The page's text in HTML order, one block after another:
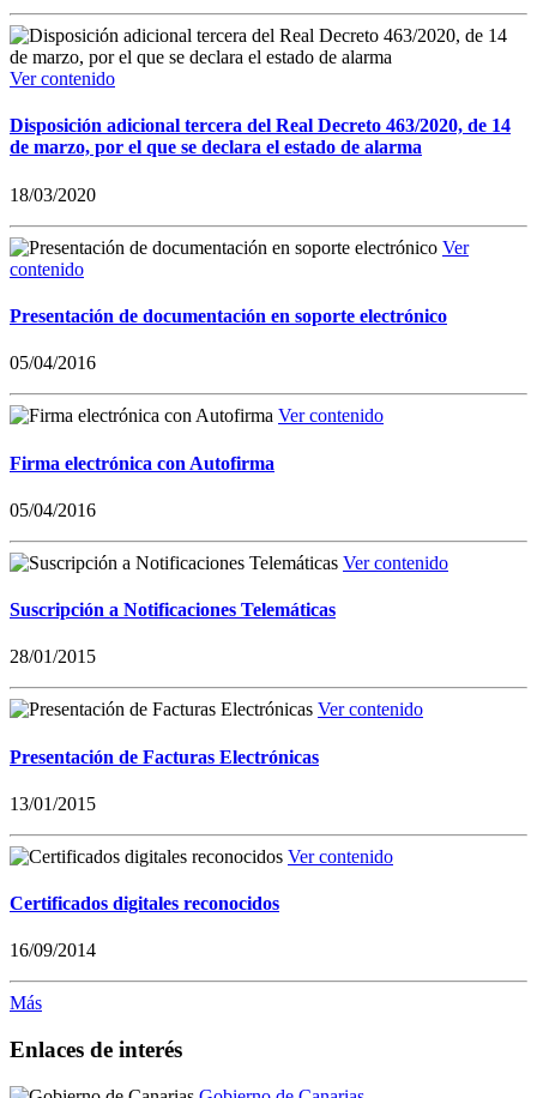
Ver contenido
Disposición adicional tercera del Real Decreto 463/2020, de 14
de marzo, por el que se declara el estado de alarma
18/03/2020
Ver
contenido
Presentación de documentación en soporte electrónico
05/04/2016
Ver contenido
Firma electrónica con Autofirma
05/04/2016
Ver contenido
Suscripción a Notificaciones Telemáticas
28/01/2015
Ver contenido
Presentación de Facturas Electrónicas
13/01/2015
Ver contenido
Certificados digitales reconocidos
16/09/2014
Más
Enlaces de interés